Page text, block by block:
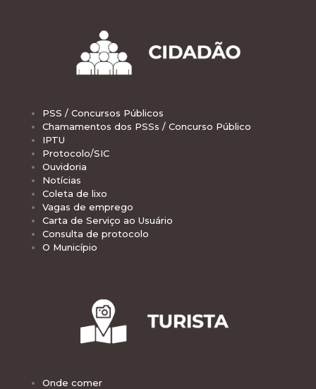
PSS / Concursos Públicos
Chamamentos dos PSSs / Concurso Público
IPTU
Protocolo/SIC
Ouvidoria
Notícias
Coleta de lixo
Vagas de emprego
Carta de Serviço ao Usuário
Consulta de protocolo
O Município
Onde comer